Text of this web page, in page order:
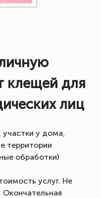
клещей для
лиц
участки у дома,
территории
обработки)
услуг. Не
Окончательная